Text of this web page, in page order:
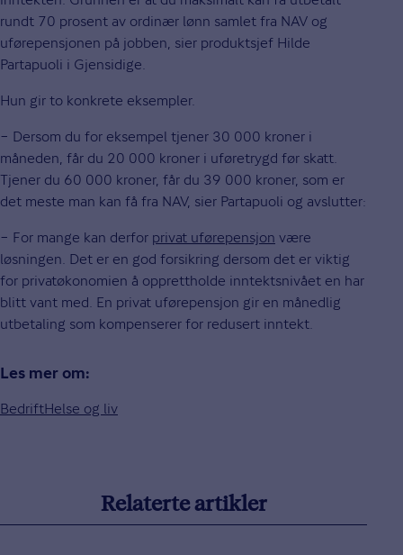
rundt 70 prosent av ordinær lønn samlet fra NAV og
uførepensjonen på jobben, sier produktsjef Hilde
Partapuoli i Gjensidige.
Hun gir to konkrete eksempler.
− Dersom du for eksempel tjener 30 000 kroner i
måneden, får du 20 000 kroner i uføretrygd før skatt.
Tjener du 60 000 kroner, får du 39 000 kroner, som er
det meste man kan få fra NAV, sier Partapuoli og avslutter:
− For mange kan derfor privat uførepensjon være
løsningen. Det er en god forsikring dersom det er viktig
for privatøkonomien å opprettholde inntektsnivået en har
blitt vant med. En privat uførepensjon gir en månedlig
utbetaling som kompenserer for redusert inntekt.
Les mer om:
BedriftHelse og liv
Relaterte artikler